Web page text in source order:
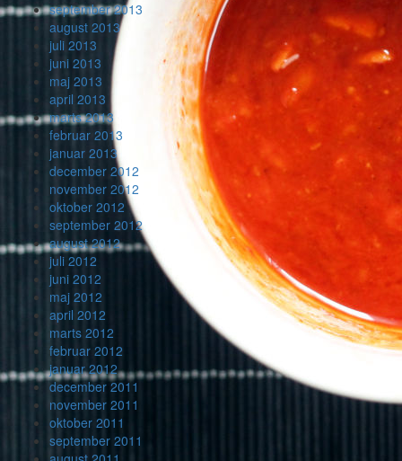
september 2013
august 2013
juli 2013
juni 2013
maj 2013
april 2013
marts 2013
februar 2013
januar 2013
december 2012
november 2012
oktober 2012
september 2012
august 2012
juli 2012
juni 2012
maj 2012
april 2012
marts 2012
februar 2012
januar 2012
december 2011
november 2011
oktober 2011
september 2011